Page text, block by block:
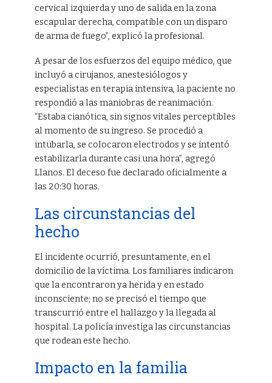
cervical izquierda y uno de salida en la zona
escapular derecha, compatible con un disparo
de arma de fuego”, explicó la profesional.
A pesar de los esfuerzos del equipo médico, que
incluyó a cirujanos, anestesiólogos y
especialistas en terapia intensiva, la paciente no
respondió a las maniobras de reanimación.
“Estaba cianótica, sin signos vitales perceptibles
al momento de su ingreso. Se procedió a
intubarla, se colocaron electrodos y se intentó
estabilizarla durante casi una hora”, agregó
Llanos. El deceso fue declarado oficialmente a
las 20:30 horas.
Las circunstancias del
hecho
El incidente ocurrió, presuntamente, en el
domicilio de la víctima. Los familiares indicaron
que la encontraron ya herida y en estado
inconsciente; no se precisó el tiempo que
transcurrió entre el hallazgo y la llegada al
hospital. La policía investiga las circunstancias
que rodean este hecho.
Impacto en la familia